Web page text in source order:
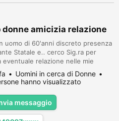
donne amicizia relazione
uomo di 60'anni discreto presenza
Statale e.. cerco Sig.ra per
eventuale relazione nelle mie
In attesa porgo i miei saluti
Uomini in cerca di Donne
hanno visualizzato
messaggio